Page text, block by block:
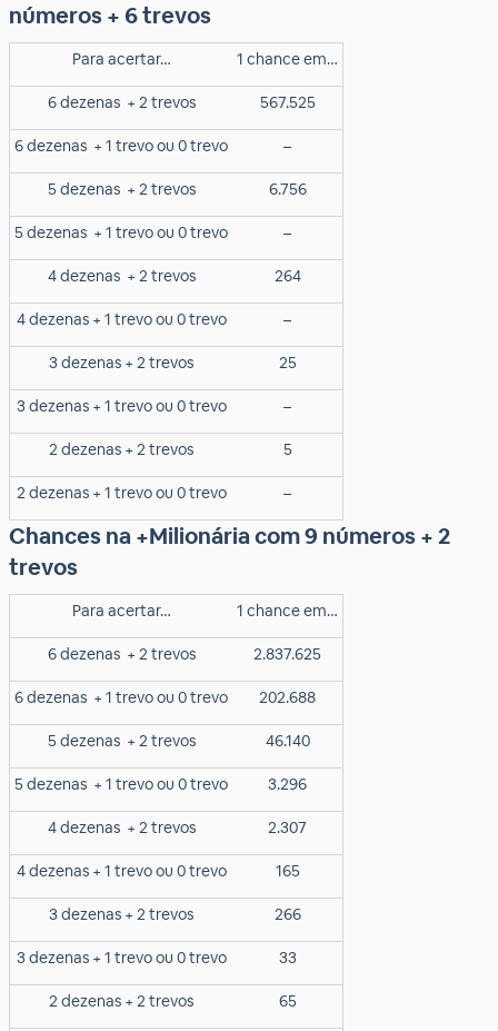
números + 6 trevos
Para acertar… 1 chance em…
6 dezenas + 2 trevos 567.525
6 dezenas + 1 trevo ou 0 trevo –
5 dezenas + 2 trevos 6.756
5 dezenas + 1 trevo ou 0 trevo –
4 dezenas + 2 trevos 264
4 dezenas + 1 trevo ou 0 trevo –
3 dezenas + 2 trevos 25
3 dezenas + 1 trevo ou 0 trevo –
2 dezenas + 2 trevos 5
2 dezenas + 1 trevo ou 0 trevo –
Chances na +Milionária com 9 números + 2
trevos
Para acertar… 1 chance em…
6 dezenas + 2 trevos 2.837.625
6 dezenas + 1 trevo ou 0 trevo 202.688
5 dezenas + 2 trevos 46.140
5 dezenas + 1 trevo ou 0 trevo 3.296
4 dezenas + 2 trevos 2.307
4 dezenas + 1 trevo ou 0 trevo 165
3 dezenas + 2 trevos 266
3 dezenas + 1 trevo ou 0 trevo 33
2 dezenas + 2 trevos 65